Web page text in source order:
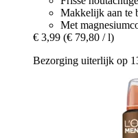
Makkelijk aan te
Met
€ 3,99 (€ 79,80 / l)
Bezorging uiterlijk op